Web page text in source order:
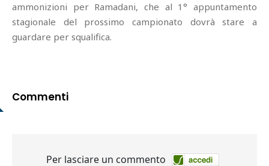
ammonizioni per Ramadani, che al 1° appuntamento
stagionale del prossimo campionato dovrà stare a
guardare per squalifica.
Commenti